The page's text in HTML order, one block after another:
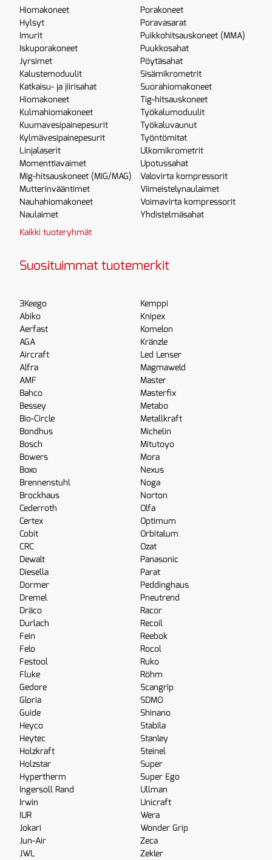
Hiomakoneet
Hylsyt
Imurit
Iskuporakoneet
Jyrsimet
Kalustemoduulit
Katkaisu- ja jiirisahat
Hiomakoneet
Kulmahiomakoneet
Kuumavesipainepesurit
Kylmävesipainepesurit
Linjalaserit
Momenttiavaimet
Mig-hitsauskoneet (MIG/MAG)
Mutterinvääntimet
Nauhahiomakoneet
Naulaimet
Porakoneet
Poravasarat
Puikkohitsauskoneet (MMA)
Puukkosahat
Pöytäsahat
Sisämikrometrit
Suorahiomakoneet
Tig-hitsauskoneet
Työkalumoduulit
Työkaluvaunut
Työntömitat
Ulkomikrometrit
Upotussahat
Valovirta kompressorit
Viimeistelynaulaimet
Voimavirta kompressorit
Yhdistelmäsahat
Kaikki tuoteryhmät
Suosituimmat tuotemerkit
3Keego
Abiko
Aerfast
AGA
Aircraft
Alfra
AMF
Bahco
Bessey
Bio-Circle
Bondhus
Bosch
Bowers
Boxo
Brennenstuhl
Brockhaus
Cederroth
Certex
Cobit
CRC
Dewalt
Diesella
Dormer
Dremel
Dräco
Durlach
Fein
Felo
Festool
Fluke
Gedore
Gloria
Guide
Heyco
Heytec
Holzkraft
Holzstar
Hypertherm
Ingersoll Rand
Irwin
IUR
Jokari
Jun-Air
JWL
Kemppi
Knipex
Komelon
Kränzle
Led Lenser
Magmaweld
Master
Masterfix
Metabo
Metallkraft
Michelin
Mitutoyo
Mora
Nexus
Noga
Norton
Olfa
Optimum
Orbitalum
Ozat
Panasonic
Parat
Peddinghaus
Pneutrend
Racor
Recoil
Reebok
Rocol
Ruko
Röhm
Scangrip
SDMO
Shinano
Stabila
Stanley
Steinel
Super
Super Ego
Ullman
Unicraft
Wera
Wonder Grip
Zeca
Zekler